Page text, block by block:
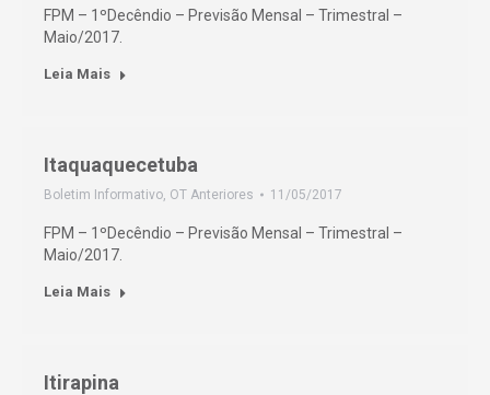
FPM – 1ºDecêndio – Previsão Mensal – Trimestral –
Maio/2017.
Leia Mais
Itaquaquecetuba
Boletim Informativo, OT Anteriores 11/05/2017
FPM – 1ºDecêndio – Previsão Mensal – Trimestral –
Maio/2017.
Leia Mais
Itirapina